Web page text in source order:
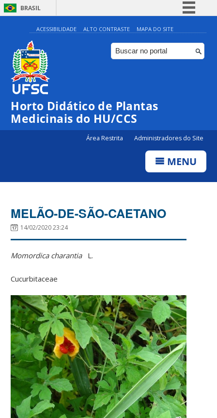
BRASIL
Simplifique!
Comunica BR
Participe
Canais
ACESSIBILIDADE ALTO CONTRASTE MAPA DO SITE
Horto Didático de Plantas
Medicinais do HU/CCS
Área Restrita Administradores do Site
MENU
MELÃO-DE-SÃO-CAETANO
14/02/2020 23:24
Momordica charantiaL.
Cucurbitaceae